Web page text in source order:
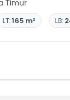
Timur
LT:165 m² LB: